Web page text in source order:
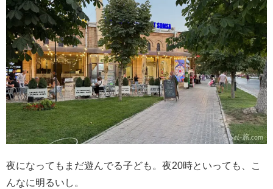
夜になってもまだ遊んでる子ども。夜20時といっても、こ
んなに明るいし。